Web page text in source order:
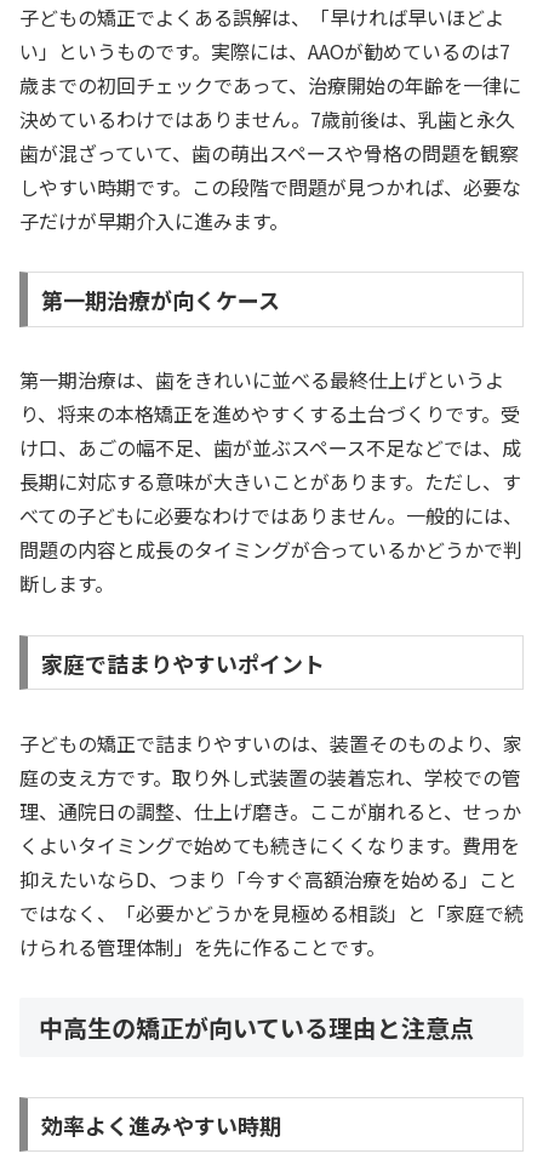
子どもの矯正でよくある誤解は、「早ければ早いほどよ
い」というものです。実際には、AAOが勧めているのは7
歳までの初回チェックであって、治療開始の年齢を一律に
決めているわけではありません。7歳前後は、乳歯と永久
歯が混ざっていて、歯の萌出スペースや骨格の問題を観察
しやすい時期です。この段階で問題が見つかれば、必要な
子だけが早期介入に進みます。
第一期治療が向くケース
第一期治療は、歯をきれいに並べる最終仕上げというよ
り、将来の本格矯正を進めやすくする土台づくりです。受
け口、あごの幅不足、歯が並ぶスペース不足などでは、成
長期に対応する意味が大きいことがあります。ただし、す
べての子どもに必要なわけではありません。一般的には、
問題の内容と成長のタイミングが合っているかどうかで判
断します。
家庭で詰まりやすいポイント
子どもの矯正で詰まりやすいのは、装置そのものより、家
庭の支え方です。取り外し式装置の装着忘れ、学校での管
理、通院日の調整、仕上げ磨き。ここが崩れると、せっか
くよいタイミングで始めても続きにくくなります。費用を
抑えたいならD、つまり「今すぐ高額治療を始める」こと
ではなく、「必要かどうかを見極める相談」と「家庭で続
けられる管理体制」を先に作ることです。
中高生の矯正が向いている理由と注意点
効率よく進みやすい時期